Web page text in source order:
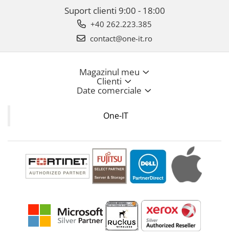
Suport clienti 9:00 - 18:00
+40 262.223.385
contact@one-it.ro
Magazinul meu
Clienti
Date comerciale
One-IT